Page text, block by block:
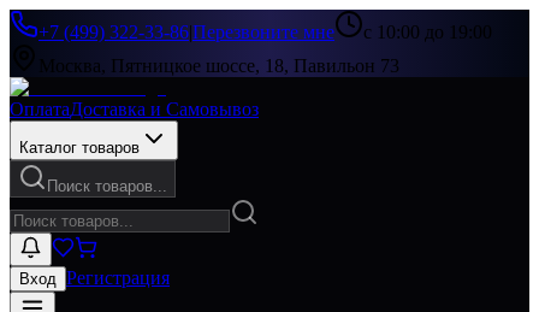
+7 (499) 322-33-86|Перезвоните мне
с 10:00 до 19:00
Москва, Пятницкое шоссе, 18, Павильон 73
ОплатаДоставка и Самовывоз
Каталог товаров
Поиск товаров...
Вход Регистрация